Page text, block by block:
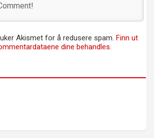
Akismet for å redusere spam. Finn ut
dine behandles.